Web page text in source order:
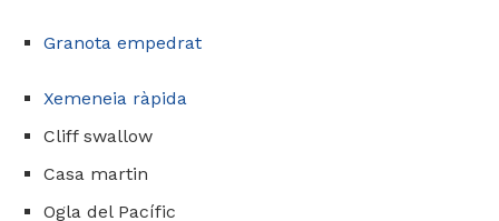
Granota empedrat
Xemeneia ràpida
Cliff swallow
Casa martin
Ogla del Pacífic